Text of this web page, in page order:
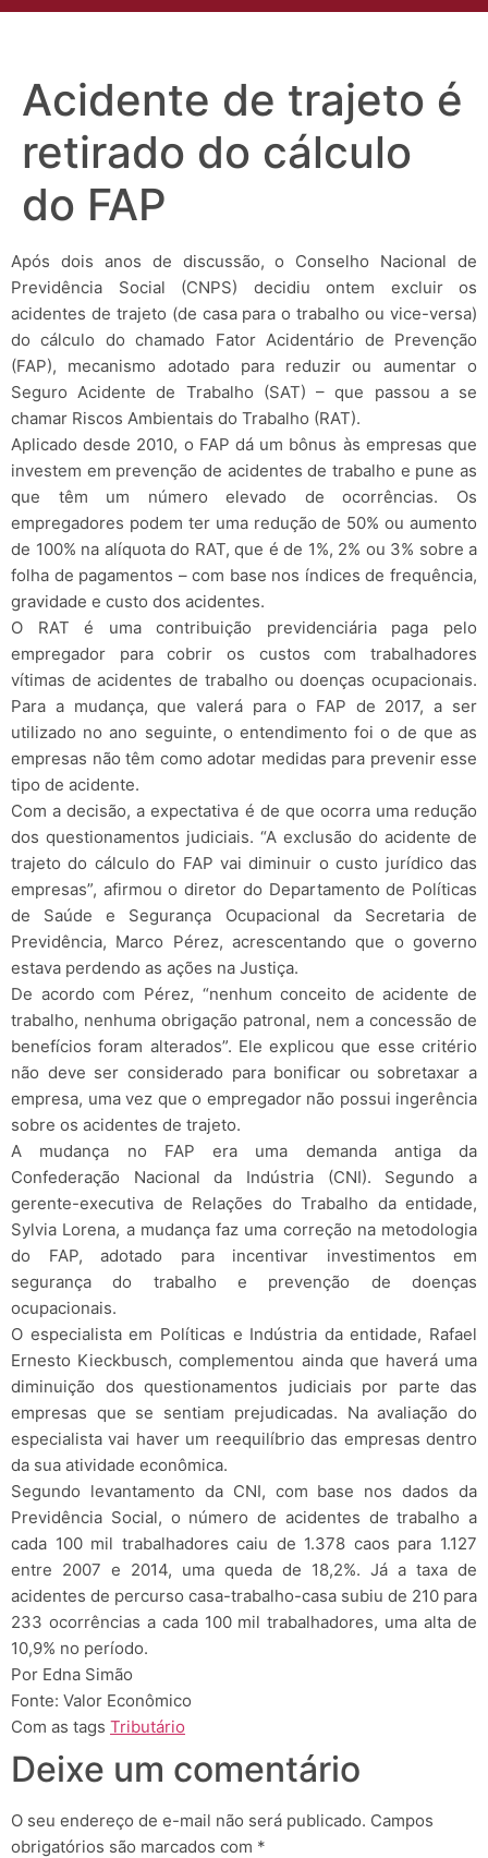
Acidente de trajeto é
retirado do cálculo
do FAP
Após dois anos de discussão, o Conselho Nacional de
Previdência Social (CNPS) decidiu ontem excluir os
acidentes de trajeto (de casa para o trabalho ou vice-versa)
do cálculo do chamado Fator Acidentário de Prevenção
(FAP), mecanismo adotado para reduzir ou aumentar o
Seguro Acidente de Trabalho (SAT) – que passou a se
chamar Riscos Ambientais do Trabalho (RAT).
Aplicado desde 2010, o FAP dá um bônus às empresas que
investem em prevenção de acidentes de trabalho e pune as
que têm um número elevado de ocorrências. Os
empregadores podem ter uma redução de 50% ou aumento
de 100% na alíquota do RAT, que é de 1%, 2% ou 3% sobre a
folha de pagamentos – com base nos índices de frequência,
gravidade e custo dos acidentes.
O RAT é uma contribuição previdenciária paga pelo
empregador para cobrir os custos com trabalhadores
vítimas de acidentes de trabalho ou doenças ocupacionais.
Para a mudança, que valerá para o FAP de 2017, a ser
utilizado no ano seguinte, o entendimento foi o de que as
empresas não têm como adotar medidas para prevenir esse
tipo de acidente.
Com a decisão, a expectativa é de que ocorra uma redução
dos questionamentos judiciais. “A exclusão do acidente de
trajeto do cálculo do FAP vai diminuir o custo jurídico das
empresas”, afirmou o diretor do Departamento de Políticas
de Saúde e Segurança Ocupacional da Secretaria de
Previdência, Marco Pérez, acrescentando que o governo
estava perdendo as ações na Justiça.
De acordo com Pérez, “nenhum conceito de acidente de
trabalho, nenhuma obrigação patronal, nem a concessão de
benefícios foram alterados”. Ele explicou que esse critério
não deve ser considerado para bonificar ou sobretaxar a
empresa, uma vez que o empregador não possui ingerência
sobre os acidentes de trajeto.
A mudança no FAP era uma demanda antiga da
Confederação Nacional da Indústria (CNI). Segundo a
gerente-executiva de Relações do Trabalho da entidade,
Sylvia Lorena, a mudança faz uma correção na metodologia
do FAP, adotado para incentivar investimentos em
segurança do trabalho e prevenção de doenças
ocupacionais.
O especialista em Políticas e Indústria da entidade, Rafael
Ernesto Kieckbusch, complementou ainda que haverá uma
diminuição dos questionamentos judiciais por parte das
empresas que se sentiam prejudicadas. Na avaliação do
especialista vai haver um reequilíbrio das empresas dentro
da sua atividade econômica.
Segundo levantamento da CNI, com base nos dados da
Previdência Social, o número de acidentes de trabalho a
cada 100 mil trabalhadores caiu de 1.378 caos para 1.127
entre 2007 e 2014, uma queda de 18,2%. Já a taxa de
acidentes de percurso casa-trabalho-casa subiu de 210 para
233 ocorrências a cada 100 mil trabalhadores, uma alta de
10,9% no período.
Por Edna Simão
Fonte: Valor Econômico
Com as tags Tributário
Deixe um comentário
O seu endereço de e-mail não será publicado. Campos
obrigatórios são marcados com *